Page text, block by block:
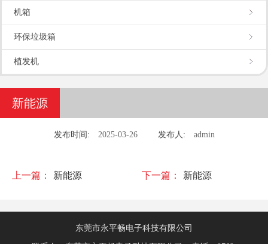
机箱
环保垃圾箱
植发机
新能源
发布时间: 2025-03-26 发布人: admin
上一篇： 新能源 下一篇： 新能源
东莞市永平畅电子科技有限公司